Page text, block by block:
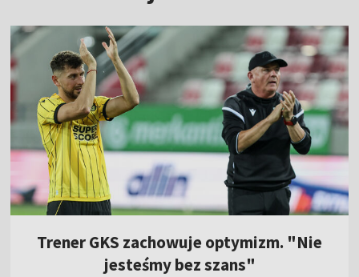
Trener GKS zachowuje optymizm. "Nie
jesteśmy bez szans"